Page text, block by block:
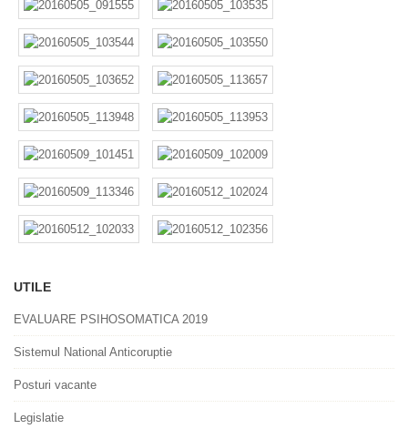
UTILE
EVALUARE PSIHOSOMATICA 2019
Sistemul National Anticoruptie
Posturi vacante
Legislatie